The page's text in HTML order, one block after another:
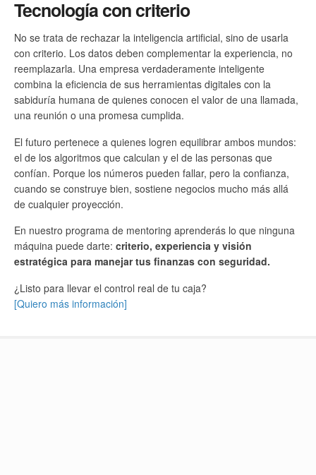
Tecnología con criterio
No se trata de rechazar la inteligencia artificial, sino de usarla
con criterio. Los datos deben complementar la experiencia, no
reemplazarla. Una empresa verdaderamente inteligente
combina la eficiencia de sus herramientas digitales con la
sabiduría humana de quienes conocen el valor de una llamada,
una reunión o una promesa cumplida.
El futuro pertenece a quienes logren equilibrar ambos mundos:
el de los algoritmos que calculan y el de las personas que
confían. Porque los números pueden fallar, pero la confianza,
cuando se construye bien, sostiene negocios mucho más allá
de cualquier proyección.
En nuestro programa de mentoring aprenderás lo que ninguna
máquina puede darte: criterio, experiencia y visión
estratégica para manejar tus finanzas con seguridad.
¿Listo para llevar el control real de tu caja?
[Quiero más información]